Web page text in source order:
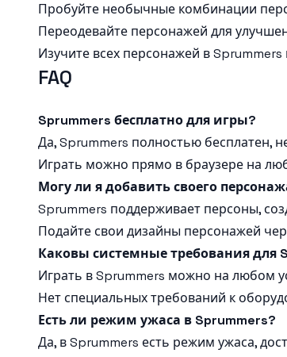
Пробуйте необычные комбинации
Переодевайте персонажей для
Изучите всех персонажей в
FAQ
Sprummers бесплатно для игры?
Да, Sprummers полностью бесплатен,
Играть можно прямо в браузере на
Могу ли я добавить своего
Sprummers поддерживает персоны,
Подайте свои дизайны персонажей
Каковы системные требования для
Играть в Sprummers можно на любом
Нет специальных требований к
Есть ли режим ужаса в Sprummers?
Да, в Sprummers есть режим ужаса,